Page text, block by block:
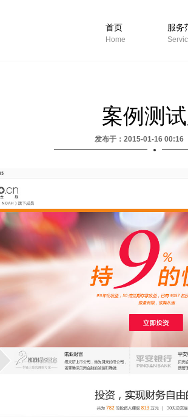
首页
Home
服务
案例测
发布于：2015-01-16